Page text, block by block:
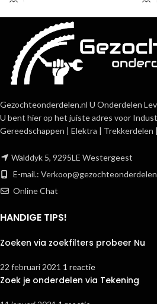
Gezochteonderdelen.nl U Onderdelen
U bent hier op het juiste adres voor
Gereedschappen | Elektra | Trekkerdelen
Walddyk 5, 9295LE Westergeest
E-mail.:
Online Chat
HANDIGE TIPS!
Zoeken via zoekfilters probeer Nu
22 februari 2021 1 reactie
Zoek je onderdelen via Tekening